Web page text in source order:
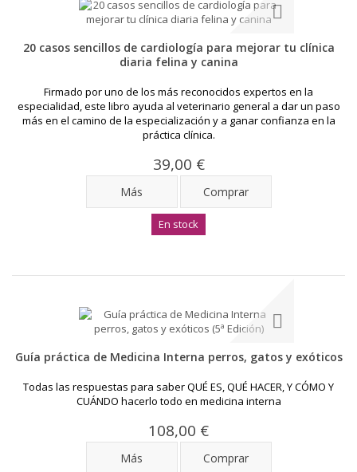
20 casos sencillos de cardiología para mejorar tu clínica
diaria felina y canina
Firmado por uno de los más reconocidos expertos en la
especialidad, este libro ayuda al veterinario general a dar un paso
más en el camino de la especialización y a ganar confianza en la
práctica clínica.
39,00 €
Más Comprar
En stock
Guía práctica de Medicina Interna perros, gatos y exóticos
Todas las respuestas para saber QUÉ ES, QUÉ HACER, Y CÓMO Y
CUÁNDO hacerlo todo en medicina interna
108,00 €
Más Comprar